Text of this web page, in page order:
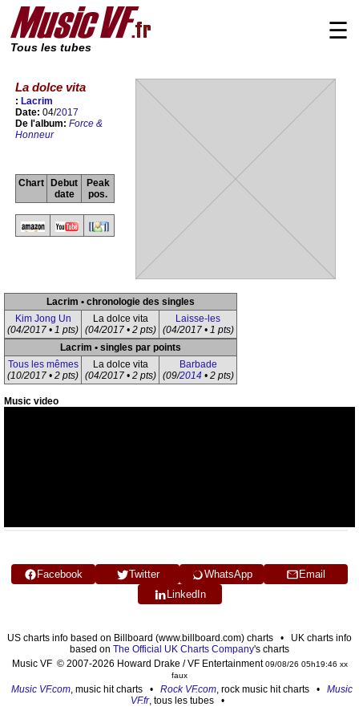
Tous les tubes
☰
La dolce vita
: Lacrim
Date: 04/2017
De l'album: Force &
Honneur
Chart
Debut
date
Peak
pos.
Lacrim • chronologie des singles
Kim Jong Un
(04/2017 • 1 pts)
La dolce vita
(04/2017 • 2 pts)
Laisse-les
(04/2017 • 1 pts)
Lacrim • singles par points
Tous les mêmes
(10/2017 • 2 pts)
La dolce vita
(04/2017 • 2 pts)
Barbade
(09/2014• 2 pts)
Music video
Facebook Twitter WhatsApp
Email
LinkedIn
US charts info based on Billboard (www.billboard.com) charts • UK charts info
based on The Official UK Charts Company's charts
Music VF © 2007-2026 Howard Drake / VF Entertainment09/08/26 05h19:46 xx
faux
Music VF.com, music hit charts • Rock VF.com, rock music hit charts • Music
VF.fr, tous les tubes •